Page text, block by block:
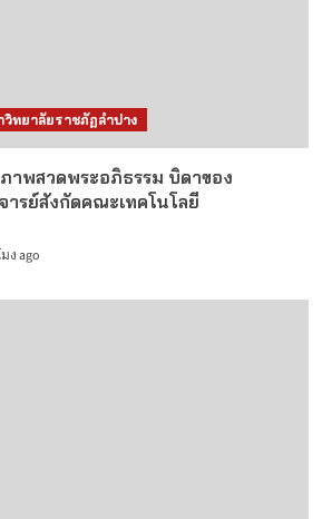
ทยาลัยราชภัฏลำปาง
าพสวดพระอภิธรรม บิดาของ
ารย์สังกัดคณะเทคโนโลยี
ง ago